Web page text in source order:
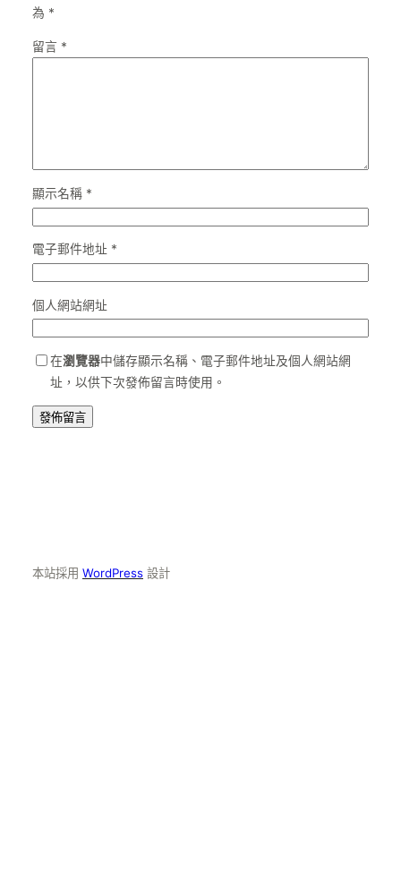
為 *
留言 *
顯示名稱 *
電子郵件地址 *
個人網站網址
在瀏覽器中儲存顯示名稱、電子郵件地址及個人網站網
址，以供下次發佈留言時使用。
本站採用 WordPress 設計